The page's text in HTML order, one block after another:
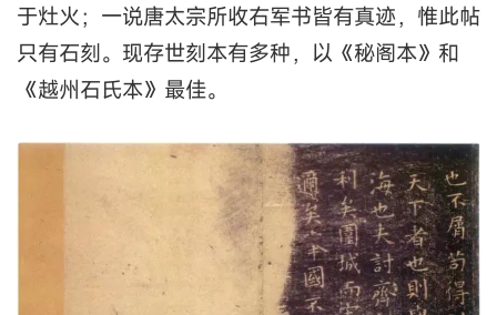
于灶火；一说唐太宗所收右军书皆有真迹，惟此帖
只有石刻。现存世刻本有多种，以《秘阁本》和
《越州石氏本》最佳。